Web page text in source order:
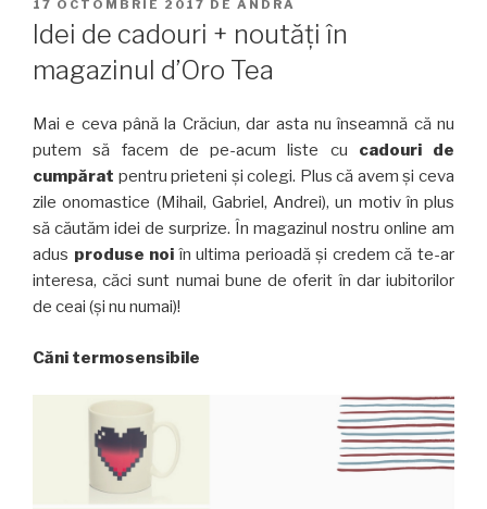
PE
17 OCTOMBRIE 2017 DE ANDRA
Idei de cadouri + noutăți în
magazinul d’Oro Tea
Mai e ceva până la Crăciun, dar asta nu înseamnă că nu
putem să facem de pe-acum liste cu cadouri de
cumpărat pentru prieteni și colegi. Plus că avem și ceva
zile onomastice (Mihail, Gabriel, Andrei), un motiv în plus
să căutăm idei de surprize. În magazinul nostru online am
adus produse noi în ultima perioadă și credem că te-ar
interesa, căci sunt numai bune de oferit în dar iubitorilor
de ceai (și nu numai)!
Căni termosensibile